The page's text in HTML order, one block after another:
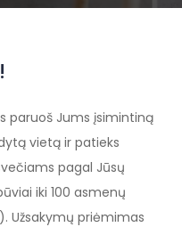
paruoš Jums įsimintiną
vietą ir patieks
pagal Jūsų
iki 100 asmenų
Užsakymų priėmimas